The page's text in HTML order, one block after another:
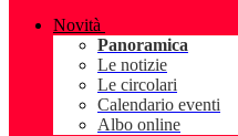
Novità
Panoramica
Le notizie
Le circolari
Calendario eventi
Albo online